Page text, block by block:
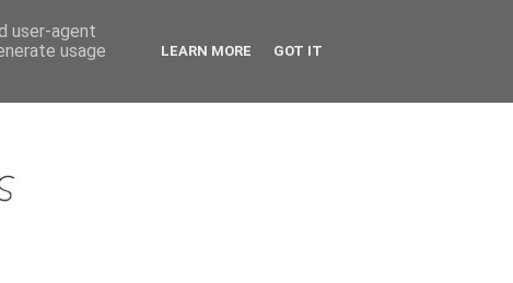
user-agent
usage
LEARN MORE GOT IT